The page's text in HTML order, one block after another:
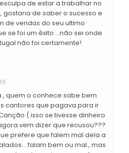
de estar a trabalhar no
gostaria de saber o sucesso e
de vendas do seu ultimo
se foi um êxito ...não sei onde
não foi certamente!
, quem o conhece sabe bem
cantores que pagava para ir
( isso se tivesse dinheiro
vem dizer que recusou???
prefere que falem mal dela a
falam bem ou mal , mas